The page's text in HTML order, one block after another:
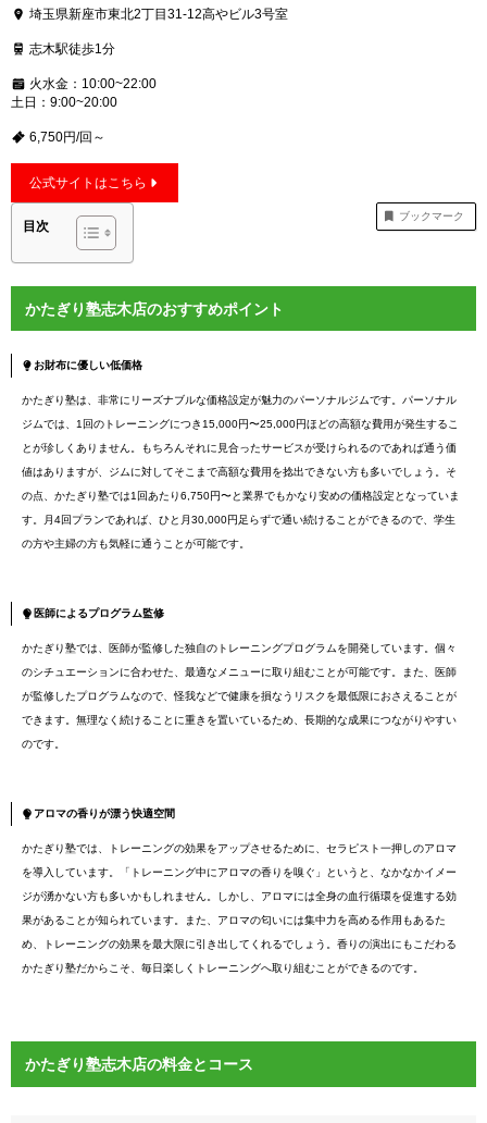
埼玉県新座市東北2丁目31-12高やビル3号室
志木駅徒歩1分
火水金：10:00~22:00
土日：9:00~20:00
6,750円/回～
公式サイトはこちら
ブックマーク
目次
かたぎり塾志木店のおすすめポイント
お財布に優しい低価格
かたぎり塾は、非常にリーズナブルな価格設定が魅力のパーソナルジムです。パーソナル
ジムでは、1回のトレーニングにつき15,000円〜25,000円ほどの高額な費用が発生するこ
とが珍しくありません。もちろんそれに見合ったサービスが受けられるのであれば通う価
値はありますが、ジムに対してそこまで高額な費用を捻出できない方も多いでしょう。そ
の点、かたぎり塾では1回あたり6,750円〜と業界でもかなり安めの価格設定となっていま
す。月4回プランであれば、ひと月30,000円足らずで通い続けることができるので、学生
の方や主婦の方も気軽に通うことが可能です。
医師によるプログラム監修
かたぎり塾では、医師が監修した独自のトレーニングプログラムを開発しています。個々
のシチュエーションに合わせた、最適なメニューに取り組むことが可能です。また、医師
が監修したプログラムなので、怪我などで健康を損なうリスクを最低限におさえることが
できます。無理なく続けることに重きを置いているため、長期的な成果につながりやすい
のです。
アロマの香りが漂う快適空間
かたぎり塾では、トレーニングの効果をアップさせるために、セラピスト一押しのアロマ
を導入しています。「トレーニング中にアロマの香りを嗅ぐ」というと、なかなかイメー
ジが湧かない方も多いかもしれません。しかし、アロマには全身の血行循環を促進する効
果があることが知られています。また、アロマの匂いには集中力を高める作用もあるた
め、トレーニングの効果を最大限に引き出してくれるでしょう。香りの演出にもこだわる
かたぎり塾だからこそ、毎日楽しくトレーニングへ取り組むことができるのです。
かたぎり塾志木店の料金とコース